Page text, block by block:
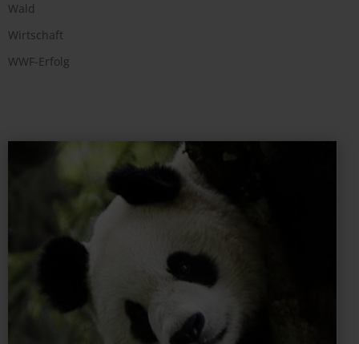
Wald
Wirtschaft
WWF-Erfolg